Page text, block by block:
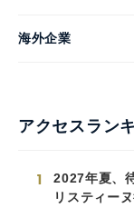
海外企業
アクセスラン
1
2027年夏、
リスティー